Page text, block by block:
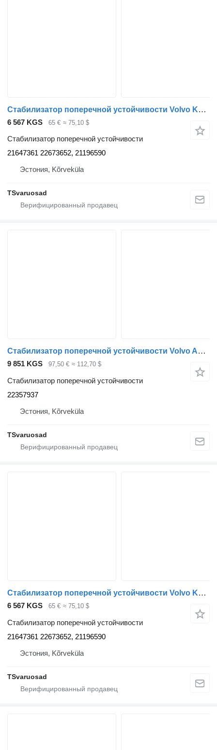
Стабилизатор поперечной устойчивости Volvo Kabiini kandur, tagumine 21647361 для тягача Volvo FH
6 567 KGS 65 € ≈ 75,10 $
Стабилизатор поперечной устойчивости
21647361 22673652, 21196590
Эстония, Kõrveküla
TSvaruosad
Стабилизатор поперечной устойчивости Volvo Anti-roll bar 22357937 для тягача Volvo FH
9 851 KGS 97,50 € ≈ 112,70 $
Стабилизатор поперечной устойчивости
22357937
Эстония, Kõrveküla
TSvaruosad
Стабилизатор поперечной устойчивости Volvo Kabiini kandur, tagumine 21647361 для тягача Volvo FH
6 567 KGS 65 € ≈ 75,10 $
Стабилизатор поперечной устойчивости
21647361 22673652, 21196590
Эстония, Kõrveküla
TSvaruosad